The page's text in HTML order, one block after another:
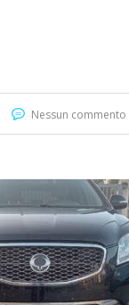
Nessun commento